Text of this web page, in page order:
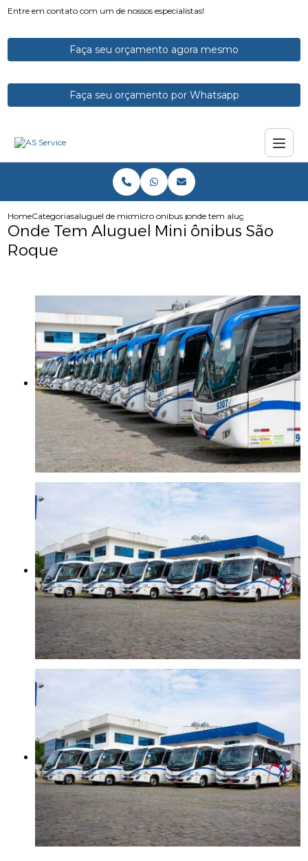
Entre em contato com um de nossos especialistas!
Faça seu orçamento agora mesmo
Faça seu orçamento por Whatsapp
HomeCategoriasaluguel de micro onibusmicro onibus para aluguelonde tem aluguel mini onibus
Onde Tem Aluguel Mini ônibus São
Roque